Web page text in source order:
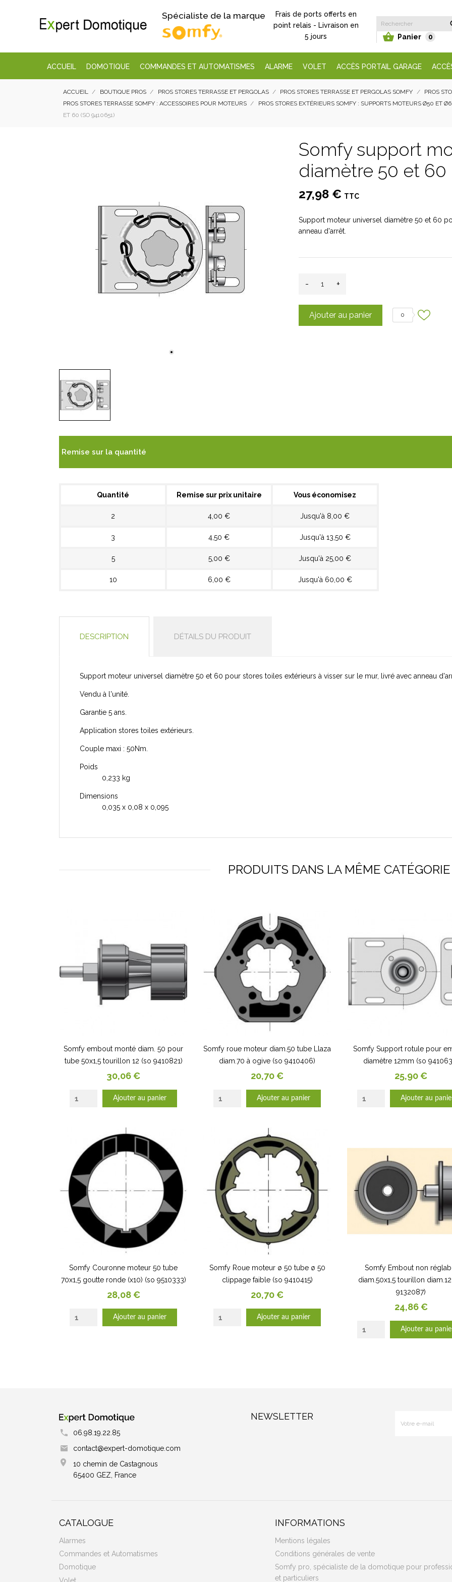
Spécialiste de la marque
Frais de ports offerts en
point relais - Livraison en
5 jours
 Panier 0
ACCUEIL DOMOTIQUE COMMANDES ET AUTOMATISMES ALARME VOLET ACCÈS PORTAIL GARAGE
ACCUEIL BOUTIQUE PROS PROS STORES TERRASSE ET PERGOLAS PROS STORES TERRASSE ET PERGOLAS SOMFY
PROS
PROS STORES TERRASSE SOMFY : ACCESSOIRES POUR MOTEURS
PROS STORES EXTÉRIEURS SOMFY : SUPPORTS MOTEURS Ø50 ET
ET 60 (SO 9410651)
Somfy support
diamètre 50 et 60
27,98 € TTC
Support moteur universel diamètre 50 et 60
anneau d'arrêt.
- +
Ajouter au panier 0
Remise sur la quantité
Quantité Remise sur prix unitaire Vous économisez
2 4,00 € Jusqu'à 8,00 €
3 4,50 € Jusqu'à 13,50 €
5 5,00 € Jusqu'à 25,00 €
10 6,00 € Jusqu'à 60,00 €
DESCRIPTION DÉTAILS DU PRODUIT
Support moteur universel diamètre 50 et 60 pour stores toiles extérieurs à visser sur le mur, livré avec anneau
Vendu à l'unité.
Garantie 5 ans.
Application stores toiles extérieurs.
Couple maxi : 50Nm.
Poids
0,233 kg
Dimensions
0,035 x 0,08 x 0,095
PRODUITS DANS LA MÊME CATÉGORIE
Somfy embout monté diam. 50 pour
tube 50x1,5 tourillon 12 (so 9410821)
Prix
30,06 €
Ajouter au panier
Somfy roue moteur diam.50 tube Llaza
diam.70 à ogive (so 9410406)
Prix
20,70 €
Ajouter au panier
Somfy Support rotule pour
diamètre 12mm (so
Prix
25,90 €
Ajouter au
Somfy Couronne moteur 50 tube
70x1,5 goutte ronde (x10) (so 9510333)
Prix
28,08 €
Ajouter au panier
Somfy Roue moteur ø 50 tube ø 50
clippage faible (so 9410415)
Prix
20,70 €
Ajouter au panier
Somfy Embout non
diam.50x1,5 tourillon
9132087)
Prix
24,86 €
Ajouter au
06.98.19.22.85
contact@expert-domotique.com
10 chemin de Castagnous
65400 GEZ, France
NEWSLETTER
CATALOGUE
Alarmes
Commandes et Automatismes
Domotique
INFORMATIONS
Mentions légales
Conditions générales de vente
Somfy pro, spécialiste de la domotique pour
et particuliers